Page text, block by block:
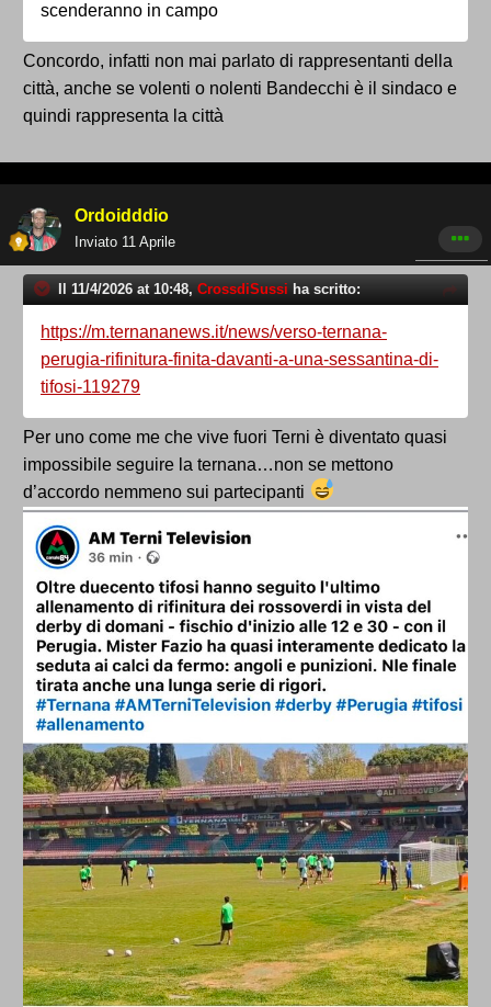
scenderanno in campo
Concordo, infatti non mai parlato di rappresentanti della
città, anche se volenti o nolenti Bandecchi è il sindaco e
quindi rappresenta la città
Ordoidddio
Inviato 11 Aprile
Il 11/4/2026 at 10:48, CrossdiSussi ha scritto:
https://m.ternananews.it/news/verso-ternana-
perugia-rifinitura-finita-davanti-a-una-sessantina-di-
tifosi-119279
Per uno come me che vive fuori Terni è diventato quasi
impossibile seguire la ternana…non se mettono
d’accordo nemmeno sui partecipanti